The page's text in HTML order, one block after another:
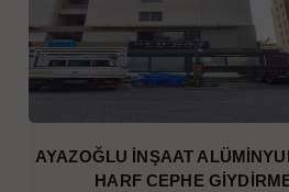
AYAZOĞLU İNŞAAT
HARF CEPHE